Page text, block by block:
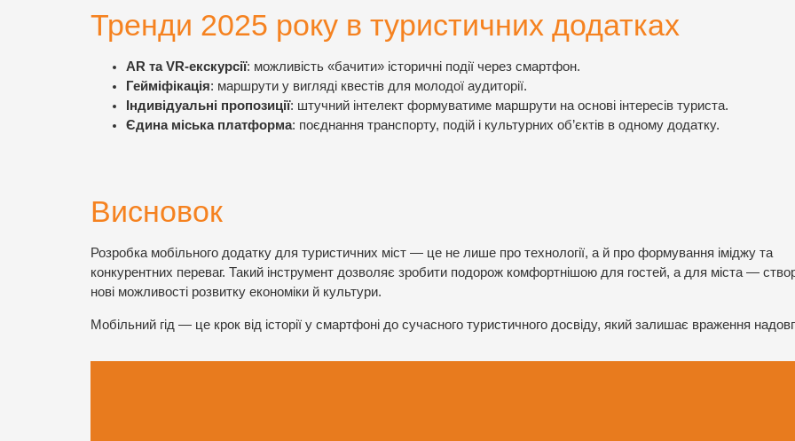
Тренди 2025 року в туристичних додатках
AR та VR-екскурсії: можливість «бачити» історичні події через смартфон.
Гейміфікація: маршрути у вигляді квестів для молодої аудиторії.
Індивідуальні пропозиції: штучний інтелект формуватиме маршрути на основі інтересів туриста.
Єдина міська платформа: поєднання транспорту, подій і культурних об’єктів в одному додатку.
Висновок
Розробка мобільного додатку для туристичних міст — це не лише про технології, а й про формування іміджу та
конкурентних переваг. Такий інструмент дозволяє зробити подорож комфортнішою для гостей, а для міста —
нові можливості розвитку економіки й культури.
Мобільний гід — це крок від історії у смартфоні до сучасного туристичного досвіду, який залишає враження